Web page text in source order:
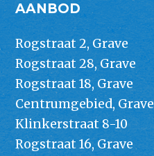
AANBOD
Rogstraat 2, Grave
Rogstraat 28, Grave
Rogstraat 18, Grave
Centrumgebied, Grave
Klinkerstraat 8-10
Rogstraat 16, Grave